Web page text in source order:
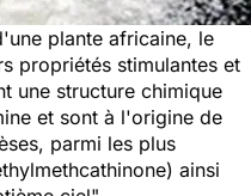
plante africaine, le
propriétés stimulantes et
une structure chimique
et sont à l'origine de
parmi les plus
ainsi